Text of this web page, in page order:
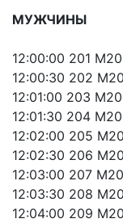
МУЖЧИНЫ
12:00:00 201
12:00:30 202
12:01:00 203
12:01:30 204
12:02:00 205
12:02:30 206
12:03:00 207
12:03:30 208
12:04:00 209